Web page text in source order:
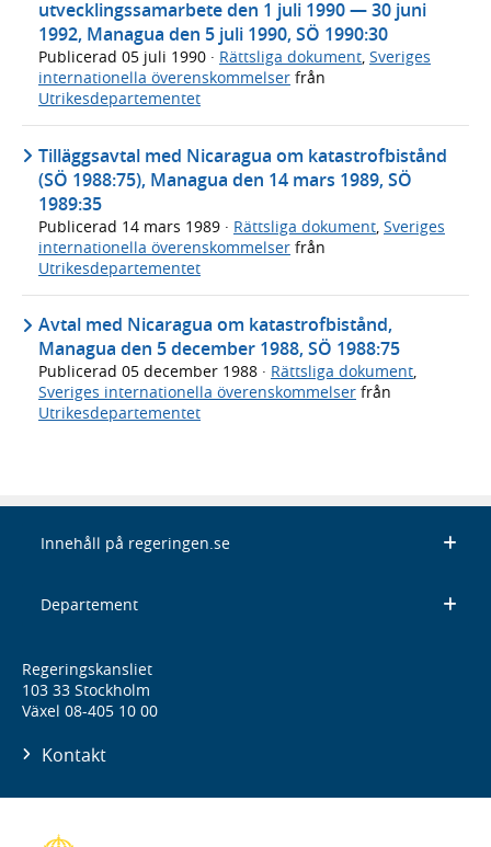
utvecklingssamarbete den 1 juli 1990 — 30 juni
1992, Managua den 5 juli 1990, SÖ 1990:30
Publicerad 05 juli 1990 · Rättsliga dokument, Sveriges
internationella överenskommelser från
Utrikesdepartementet
Tilläggsavtal med Nicaragua om katastrofbistånd
(SÖ 1988:75), Managua den 14 mars 1989, SÖ
1989:35
Publicerad 14 mars 1989 · Rättsliga dokument Sveriges
internationella överenskommelser från
Utrikesdepartementet
Avtal med Nicaragua om katastrofbistånd,
Managua den 5 december 1988, SÖ 1988:75
Publicerad 05 december 1988 · Rättsliga dokument,
Sveriges internationella överenskommelser från
Utrikesdepartementet
Innehåll på regeringen.se
Departement
Regeringskansliet
103 33 Stockholm
Växel 08-405 10 00
Kontakt